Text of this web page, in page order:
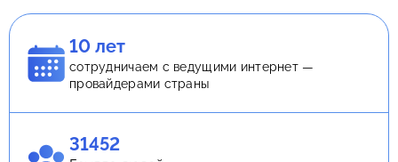
10 лет
сотрудничаем с ведущими интернет —
провайдерами страны
31452